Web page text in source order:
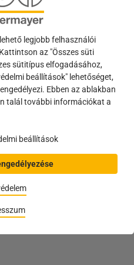
legjobb felhasználói
az "Összes süti
sütitípus elfogadásához,
beállítások" lehetőséget,
Ebben az ablakban
talál további információkat a
beállítások
HOPPE Canberra széria